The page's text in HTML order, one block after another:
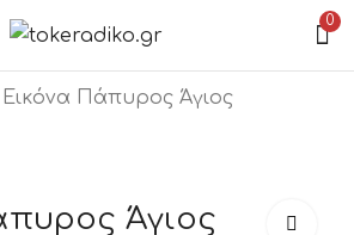
0
Εικόνα Πάπυρος Άγιος
Άγιος Πατάπιος
Άγιος Παϊσιος
Άγιος